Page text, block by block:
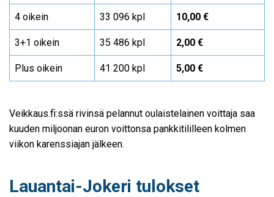
4 oikein 33 096 kpl 10,00 €
3+1 oikein 35 486 kpl 2,00 €
Plus oikein 41 200 kpl 5,00 €
Veikkaus.fi:ssä rivinsä pelannut oulaistelainen voittaja saa
kuuden miljoonan euron voittonsa pankkitililleen kolmen
viikon karenssiajan jälkeen.
Lauantai-Jokeri tulokset